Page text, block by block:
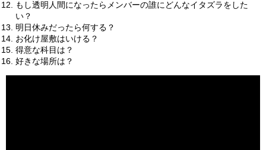
もし透明人間になったらメンバーの誰にどんなイタズラをした
い？
明日休みだったら何する？
お化け屋敷はいける？
得意な科目は？
好きな場所は？